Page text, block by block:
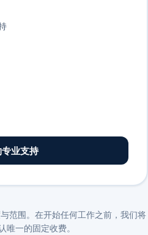
业支持
范围。在开始任何工作之前，我们将
唯一的固定收费。